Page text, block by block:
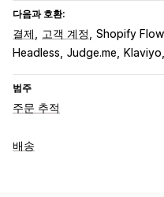
다음과 호환:
결제 고객 계정 Shopify Flow
Headless Judge.me Klaviyo
범주
주문 추적
추적
배송